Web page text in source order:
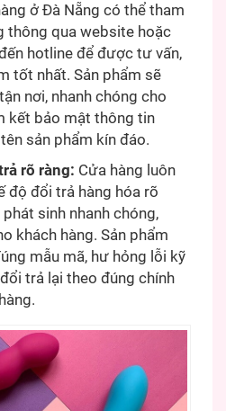
ở Đà Nẵng có thể tham
thông qua website hoặc
hotline để được tư vấn,
tốt nhất. Sản phẩm sẽ
nơi, nhanh chóng cho
kết bảo mật thông tin
sản phẩm kín đáo.
rõ ràng: Cửa hàng luôn
độ đổi trả hàng hóa rõ
sinh nhanh chóng,
khách hàng. Sản phẩm
mẫu mã, hư hỏng lỗi kỹ
trả lại theo đúng chính